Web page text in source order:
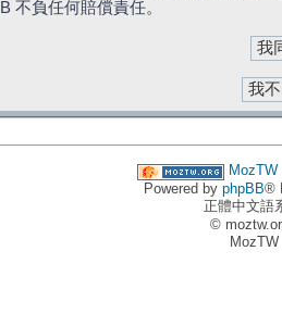
不負任何賠償責任。
MozTW
Powered by phpBB®
正體中文語
©